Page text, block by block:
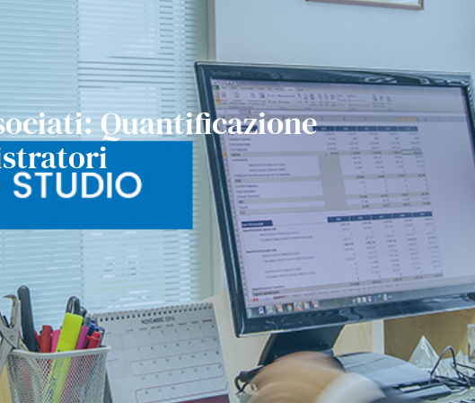
Quantificazione